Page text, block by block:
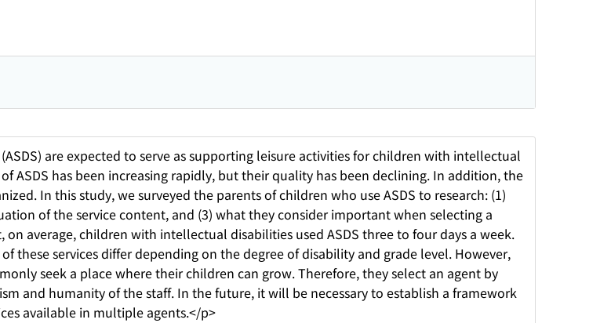
(ASDS) are expected to serve as supporting leisure activities for children with intellectual
ASDS has been increasing rapidly, but their quality has been declining. In addition, the
In this study, we surveyed the parents of children who use ASDS to research: (1)
of the service content, and (3) what they consider important when selecting a
average, children with intellectual disabilities used ASDS three to four days a week.
these services differ depending on the degree of disability and grade level. However,
seek a place where their children can grow. Therefore, they select an agent by
and humanity of the staff. In the future, it will be necessary to establish a framework
available in multiple agents.</p>